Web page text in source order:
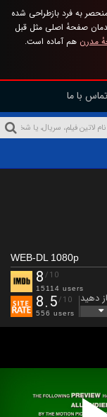
به فرد بازطراحی شده
صفحهٔ اصلی مثل قبل
مدرن هم آماده است.
تماس با ما
WEB-DL 1080p
8 /10
15114 users
8.5/10
556 users
دهید